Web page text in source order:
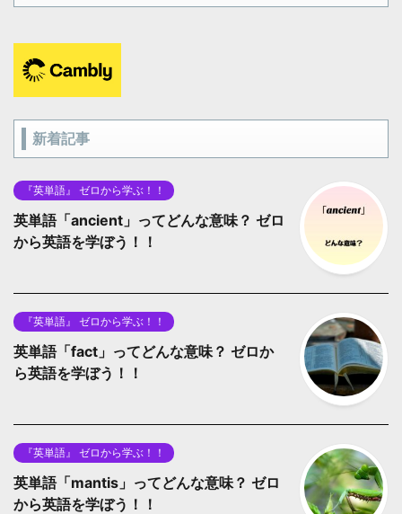
新着記事
『英単語』 ゼロから学ぶ！！
英単語「ancient」ってどんな意味？ ゼロ
から英語を学ぼう！！
『英単語』 ゼロから学ぶ！！
英単語「fact」ってどんな意味？ ゼロか
ら英語を学ぼう！！
『英単語』 ゼロから学ぶ！！
英単語「mantis」ってどんな意味？ ゼロ
から英語を学ぼう！！